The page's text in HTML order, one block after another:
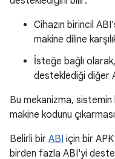
Cihazın birincil
makine diline
İsteğe bağlı
desteklediği diğer
Bu mekanizma, sistemin
makine kodunu
Belirli bir ABI için bir
birden fazla ABI'yi